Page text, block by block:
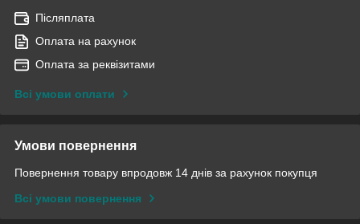
Післяплата
Оплата на рахунок
Оплата за реквізитами
Всі умови оплати
Умови повернення
Повернення товару впродовж 14 днів за рахунок покупця
Всі умови повернення